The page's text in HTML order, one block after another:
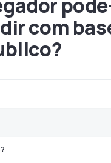
com